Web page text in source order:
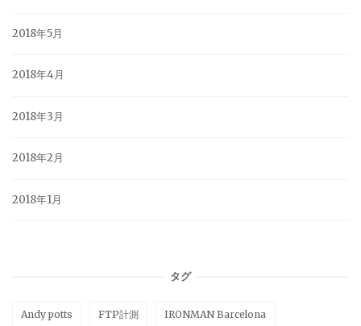
2018年5月
2018年4月
2018年3月
2018年2月
2018年1月
タグ
Andy potts FTP計測 IRONMAN Barcelona